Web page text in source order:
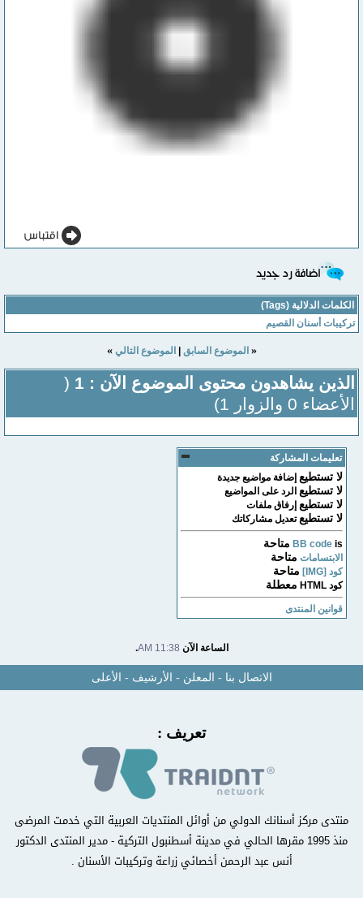
الكلمات الدلالية (Tags)
تركيبات أسنان القصيم
« الموضوع السابق| الموضوع التالي »
الذين يشاهدون محتوى الموضوع الآن : 1
(
الأعضاء 0 والزوار 1)
تعليمات المشاركة
لا تستطيعإضافة مواضيع جديدة
لا تستطيعالرد على المواضيع
لا تستطيعإرفاق ملفات
لا تستطيعتعديل مشاركاتك
BB codeis متاحة
الابتسامات متاحة
كود [IMG] متاحة
كود HTML معطلة
قوانين المنتدى
الساعة الآن11:38 AM
.
الاتصال بنا-المعلن-الأرشيف-الأعلى
تعريف :
منتدى مركز أسنانك الدولي من أوائل المنتديات العربية التي خدمت المرضى
منذ 1995 مقرها الحالي في مدينة أسطنبول التركية - مدير المنتدى الدكتور
أنس عبد الرحمن أخصائي زراعة وتركيبات الأسنان .